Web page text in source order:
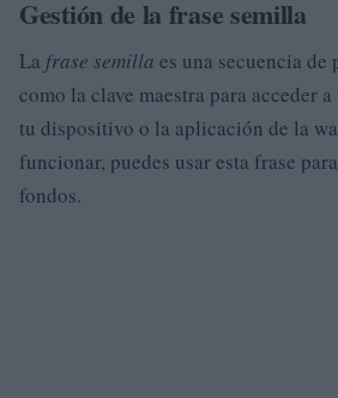
Gestión de la frase semilla
La frase semilla es una secuencia de
como la clave maestra para acceder
tu dispositivo o la aplicación de la
funcionar, puedes usar esta frase
fondos.